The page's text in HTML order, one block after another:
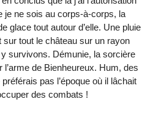
je ne sois au corps-à-corps, la
glace tout autour d’elle. Une pluie
tout le château sur un rayon
survivons. Démunie, la sorcière
de Bienheureux. Hum, des
pas l’époque où il lâchait
des combats !